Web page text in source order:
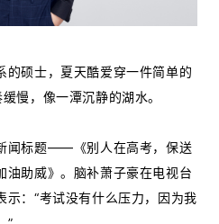
的硕士，夏天酷爱穿一件简单的
慢，像一潭沉静的湖水。
闻标题——《别人在高考，保送
油助威》。脑补萧子豪在电视台
示：“考试没有什么压力，因为我